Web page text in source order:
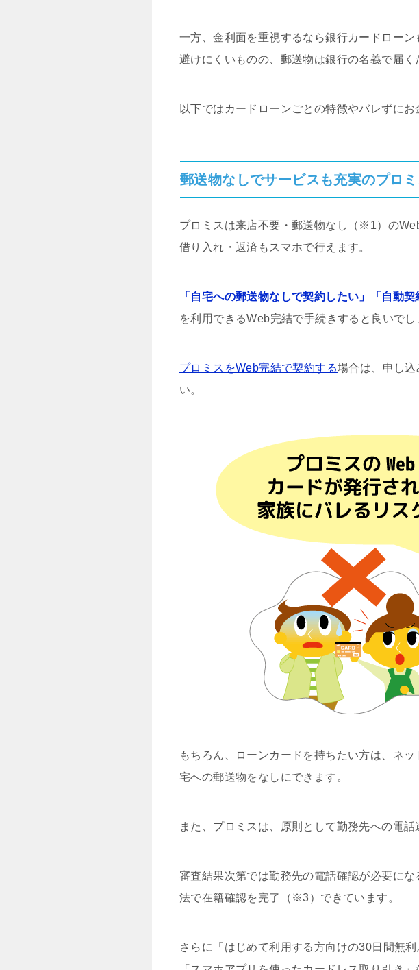
一方、金利面を重視するなら銀行カードロー
避けにくいものの、郵送物は銀行の名義で届く
以下ではカードローンごとの特徴やバレずに
郵送物なしでサービスも充実のプロミ
プロミスは来店不要・郵送物なし（※1）の
借り入れ・返済もスマホで行えます。
「自宅への郵送物なしで契約したい」「自動契
を利用できるWeb完結で手続きすると良いでし
プロミスをWeb完結で契約する場合は、申し
い。
もちろん、ローンカードを持ちたい方は、ネ
宅への郵送物をなしにできます。
また、プロミスは、原則として勤務先への電
審査結果次第では勤務先の電話確認が必要に
法で在籍確認を完了（※3）できています。
さらに「はじめて利用する方向けの30日間無